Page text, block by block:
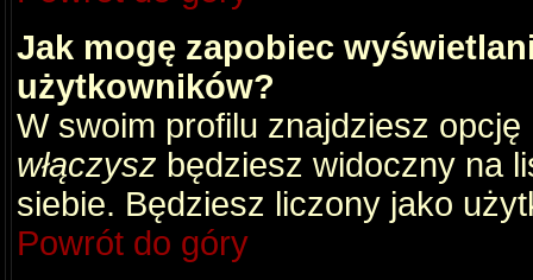
Jak mogę zapobiec
użytkowników?
W swoim profilu znajdziesz opcję
włączysz będziesz widoczny na
siebie. Będziesz liczony jako
Powrót do góry